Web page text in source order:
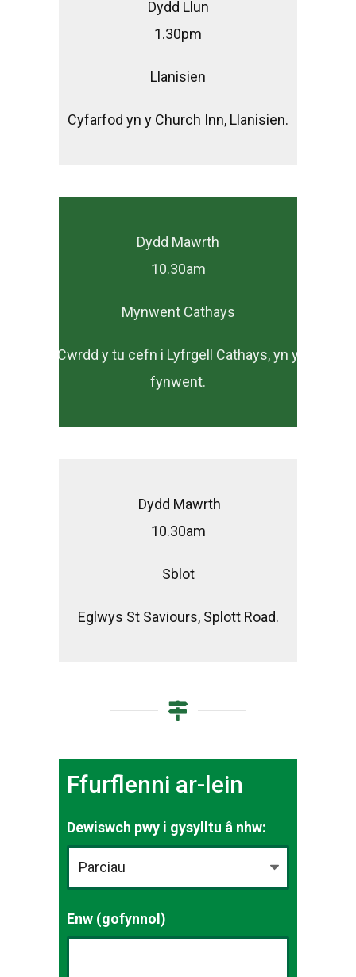
Dydd Llun
1.30pm
Llanisien
Cyfarfod yn y Church Inn, Llanisien.
Dydd Mawrth
10.30am
Mynwent Cathays
Cwrdd y tu cefn i Lyfrgell Cathays, yn y
fynwent.
Dydd Mawrth
10.30am
Sblot
Eglwys St Saviours, Splott Road.
Ffurflenni ar-lein
Dewiswch pwy i gysylltu â nhw:
Enw (gofynnol)